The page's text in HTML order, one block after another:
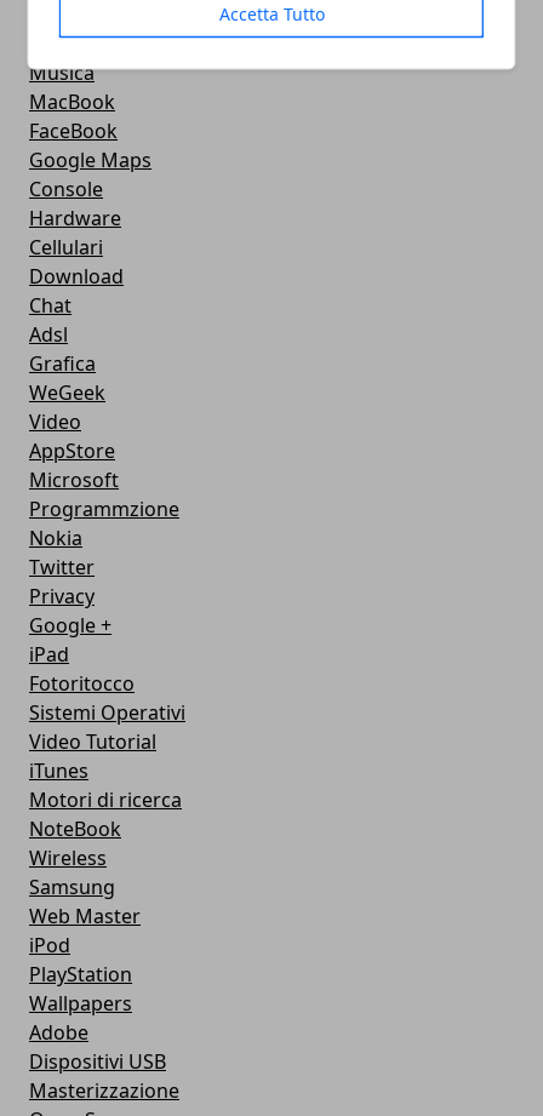
Accetta Tutto
Android
Musica
MacBook
FaceBook
Google Maps
Console
Hardware
Cellulari
Download
Chat
Adsl
Grafica
WeGeek
Video
AppStore
Microsoft
Programmzione
Nokia
Twitter
Privacy
Google +
iPad
Fotoritocco
Sistemi Operativi
Video Tutorial
iTunes
Motori di ricerca
NoteBook
Wireless
Samsung
Web Master
iPod
PlayStation
Wallpapers
Adobe
Dispositivi USB
Masterizzazione